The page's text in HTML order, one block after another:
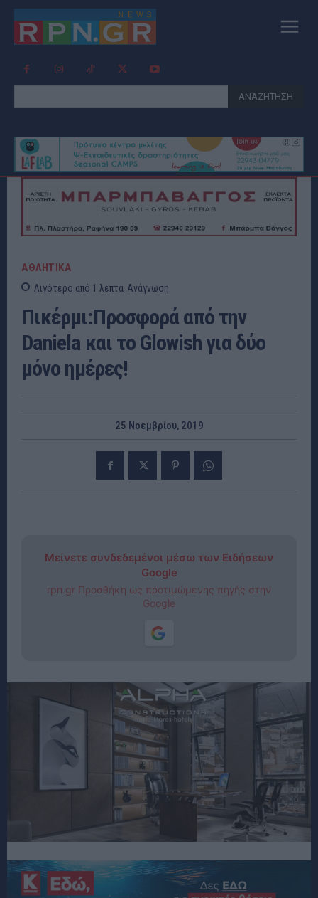
ΑΝΑΖΗΤΗΣΗ
ΑΘΛΗΤΙΚΑ
Λιγότερο από 1 λεπτα Ανάγνωση
Πικέρμι:Προσφορά από την
Daniela και το Glowish για δύο
μόνο ημέρες!
25 Νοεμβρίου, 2019
Μείνετε συνδεδεμένοι μέσω των Ειδήσεων
Google
rpn.gr Προσθήκη ως προτιμώμενης πηγής στην
Google